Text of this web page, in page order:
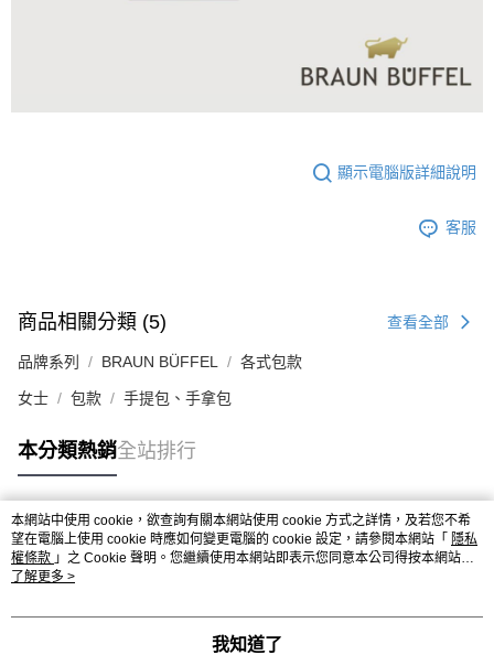
顯示電腦版詳細說明
客服
商品相關分類 (5) 查看全部
品牌系列 BRAUN BÜFFEL 各式包款
女士 包款 手提包、手拿包
本分類熱銷全站排行
熱門標籤
本網站中使用 cookie，欲查詢有關本網站使用 cookie 方式之詳情，及若您不希
望在電腦上使用 cookie 時應如何變更電腦的 cookie 設定，請參閱本網站「 隱私
權條款 」之 Cookie 聲明。您繼續使用本網站即表示您同意本公司得按本網站使
用條款之 Cookie 聲明使用 cookie。
了解更多 >
我知道了